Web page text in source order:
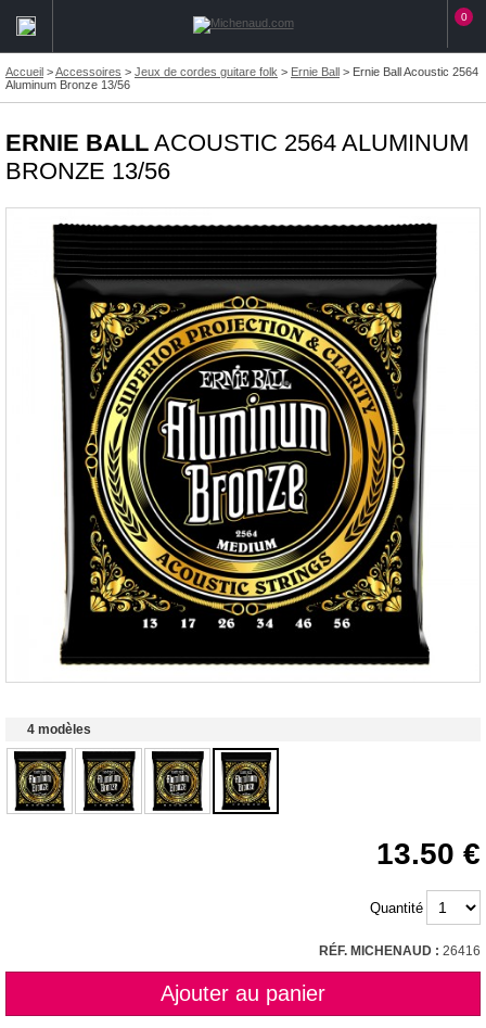
0
Accueil >Accessoires > Jeux de cordes guitare folk > Ernie Ball > Ernie Ball Acoustic 2564
Aluminum Bronze 13/56
ERNIE BALL ACOUSTIC 2564 ALUMINUM
BRONZE 13/56
4 modèles
13.50
Quantité
RÉF. MICHENAUD : 26416